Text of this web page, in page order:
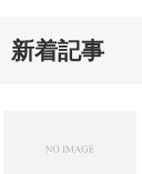
新着記事